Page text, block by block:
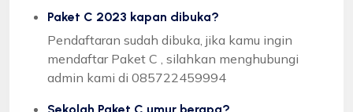
Paket C 2023 kapan dibuka?
Pendaftaran sudah dibuka, jika kamu ingin
mendaftar Paket C , silahkan menghubungi
admin kami di 085722459994
Sekolah Paket C umur berapa?